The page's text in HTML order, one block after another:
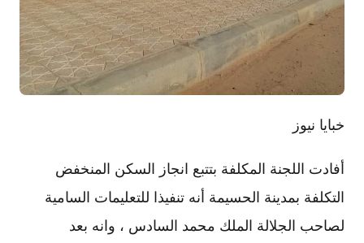
خبايا نيوز
أفادت اللجنة المكلفة بتتبع انجاز السكن المنخفض
التكلفة بمدينة الحسيمة أنه تنفيذا للتعليمات السامية
لصاحب الجلالة الملك محمد السادس ، وانه بعد